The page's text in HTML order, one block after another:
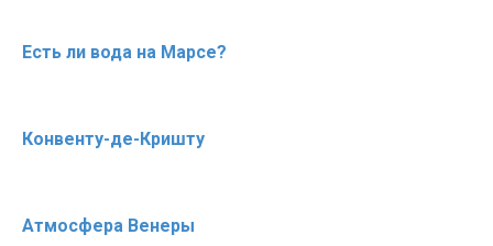
Есть ли вода на Марсе?
Конвенту-де-Кришту
Атмосфера Венеры